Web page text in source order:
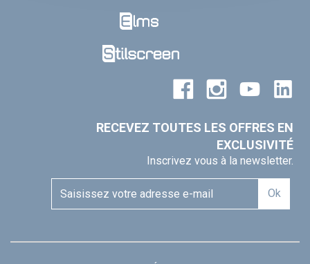
RECEVEZ TOUTES LES OFFRES EN
EXCLUSIVITÉ
Inscrivez vous à la newsletter.
Ok